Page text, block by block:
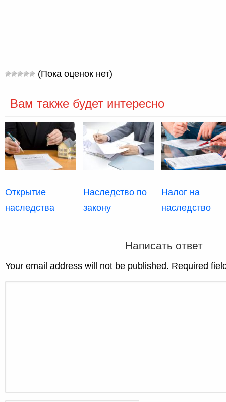
(Пока оценок нет)
Вам также будет интересно
Открытие
наследства
Наследство по
закону
Налог на
наследство
Написать ответ
Your email address will not be published. Required